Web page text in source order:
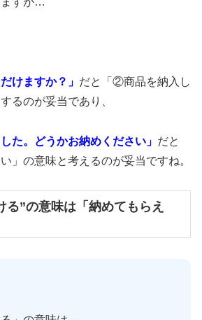
けますか？」 だと「②商品を納入し
るのが妥当であり、
た。どうかお納めください」 だと
」の意味と考えるのが妥当ですね。
る”の意味は「納めてもらえ